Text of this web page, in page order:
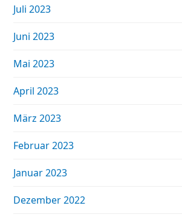
Juli 2023
Juni 2023
Mai 2023
April 2023
März 2023
Februar 2023
Januar 2023
Dezember 2022